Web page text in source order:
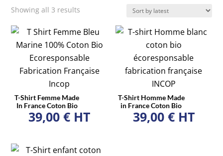
Showing all 3 results
T-Shirt Femme Made
In France Coton Bio
39,00€ HT
T-Shirt Homme Made
in France Coton Bio
39,00 € HT